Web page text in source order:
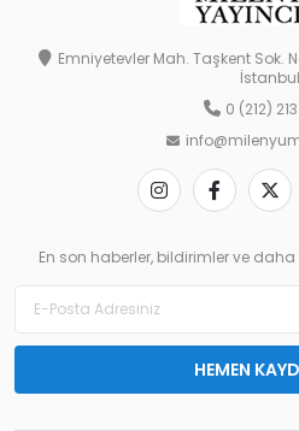
Emniyetevler Mah. Taşkent Sok.
İstanbul
0 (212)
En son haberler, bildirimler ve
HEMEN